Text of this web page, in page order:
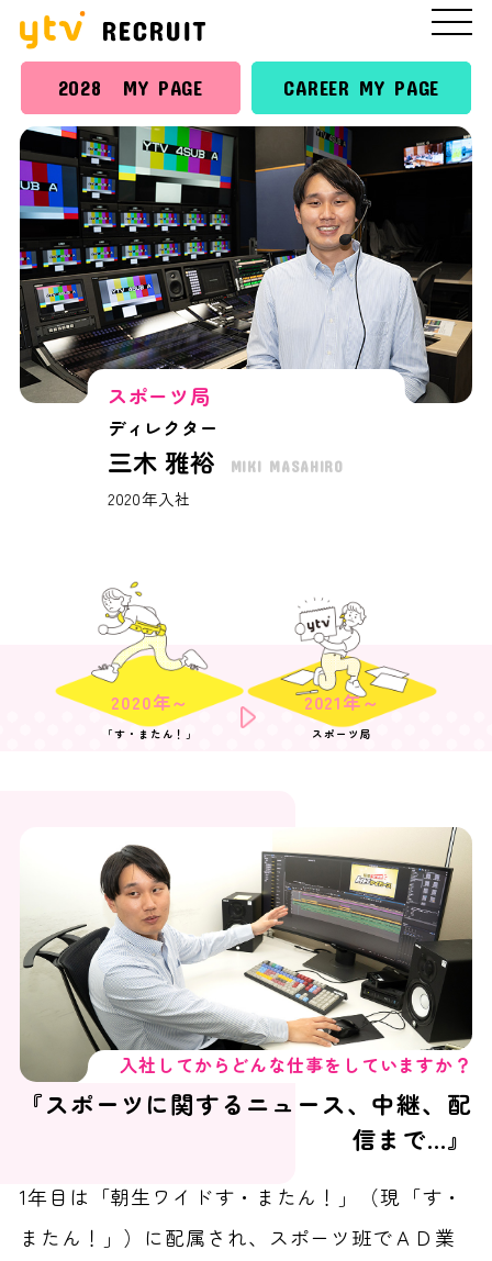
2028 MY PAGE CAREER MY PAGE
スポーツ局
ディレクター
三木 雅裕 MIKI MASAHIRO
2020年入社
2020年～
「す・またん！」
2021年～
スポーツ局
入社してからどんな仕事をしていますか？
『スポーツに関するニュース、中継、配
信まで…』
1年目は「朝生ワイドす・またん！」（現「す・
またん！」）に配属され、スポーツ班でＡＤ業